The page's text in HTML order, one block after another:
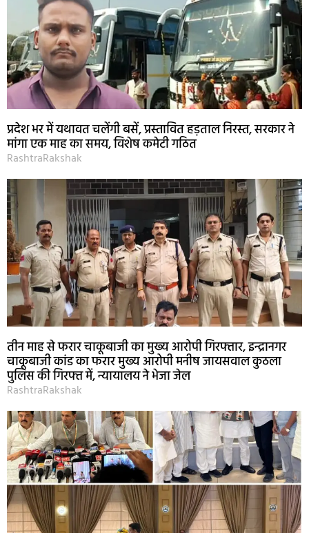
प्रदेश भर में यथावत चलेंगी बसें, प्रस्तावित हड़ताल निरस्त, सरकार ने
मांगा एक माह का समय, विशेष कमेटी गठित
RashtraRakshak
तीन माह से फरार चाकूबाजी का मुख्य आरोपी गिरफ्तार, इन्द्रानगर
चाकूबाजी कांड का फरार मुख्य आरोपी मनीष जायसवाल कुठला
पुलिस की गिरफ्त में, न्यायालय ने भेजा जेल
RashtraRakshak